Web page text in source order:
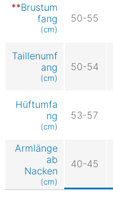
Brustum
fang
(cm)
50-55
Taillenumf
ang
(cm)
50-54
Hüftumfa
ng
(cm)
53-57
Armlänge
ab
Nacken
(cm)
40-45